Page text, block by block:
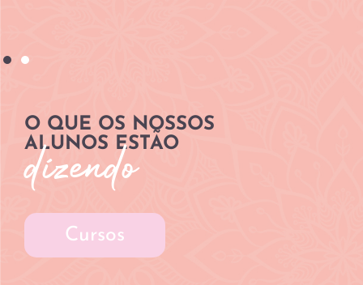
O QUE OS NOSSOS
ALUNOS ESTÃO
dizendo
Cursos